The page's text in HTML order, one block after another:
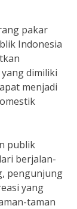
pakar
Indonesia
dimiliki
menjadi
publik
berjalan-
pengunjung
yang
taman